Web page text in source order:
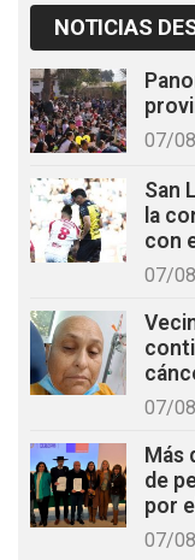
NOTICIAS
07/
San
la
con
07/
07/
Más
de
por
07/